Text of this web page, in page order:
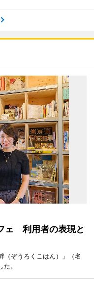
ェ 利用者の表現と
（ぞうろくこはん）」（名
。